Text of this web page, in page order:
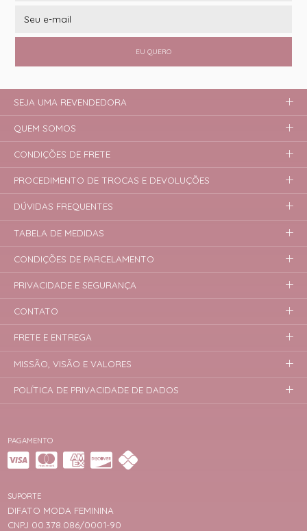
EU QUERO
PAGAMENTO
SUPORTE
DIFATO MODA FEMININA
CNPJ 00.378.086/0001-90
SEJA UMA REVENDEDORA
QUEM SOMOS
CONDIÇÕES DE FRETE
PROCEDIMENTO DE TROCAS E DEVOLUÇÕES
DÚVIDAS FREQUENTES
TABELA DE MEDIDAS
CONDIÇÕES DE PARCELAMENTO
PRIVACIDADE E SEGURANÇA
CONTATO
FRETE E ENTREGA
MISSÃO, VISÃO E VALORES
POLÍTICA DE PRIVACIDADE DE DADOS